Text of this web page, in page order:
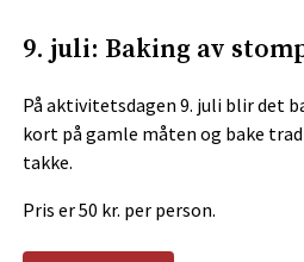
9. juli: Baking av
På aktivitetsdagen 9. juli blir det
kort på gamle måten og bake
takke.
Pris er 50 kr. per person.